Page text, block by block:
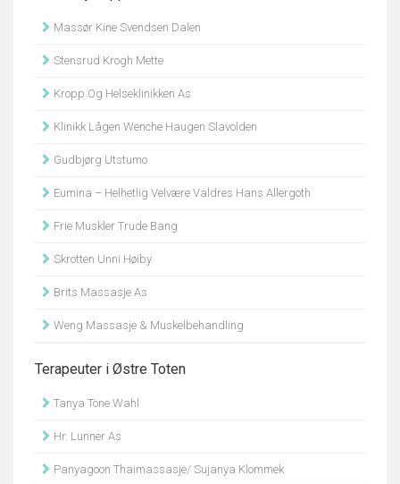
Massør Kine Svendsen Dalen
Stensrud Krogh Mette
Kropp Og Helseklinikken As
Klinikk Lågen Wenche Haugen Slavolden
Gudbjørg Utstumo
Eumina – Helhetlig Velvære Valdres Hans Allergoth
Frie Muskler Trude Bang
Skrotten Unni Høiby
Brits Massasje As
Weng Massasje & Muskelbehandling
Terapeuter i Østre Toten
Tanya Tone Wahl
Hr. Lunner As
Panyagoon Thaimassasje/ Sujanya Klommek